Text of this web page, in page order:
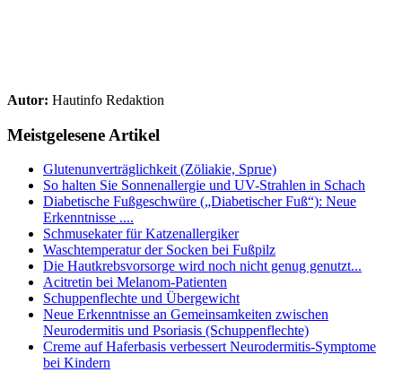
Autor: Hautinfo Redaktion
Meistgelesene Artikel
Glutenunverträglichkeit (Zöliakie, Sprue)
So halten Sie Sonnenallergie und UV-Strahlen in Schach
Diabetische Fußgeschwüre („Diabetischer Fuß“): Neue
Erkenntnisse ....
Schmusekater für Katzenallergiker
Waschtemperatur der Socken bei Fußpilz
Die Hautkrebsvorsorge wird noch nicht genug genutzt...
Acitretin bei Melanom-Patienten
Schuppenflechte und Übergewicht
Neue Erkenntnisse an Gemeinsamkeiten zwischen
Neurodermitis und Psoriasis (Schuppenflechte)
Creme auf Haferbasis verbessert Neurodermitis-Symptome
bei Kindern